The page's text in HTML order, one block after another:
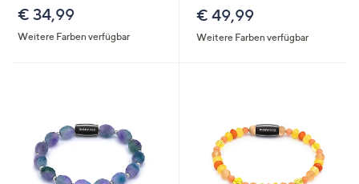
€ 34,99
Weitere Farben verfügbar
€ 49,99
Weitere Farben verfügbar